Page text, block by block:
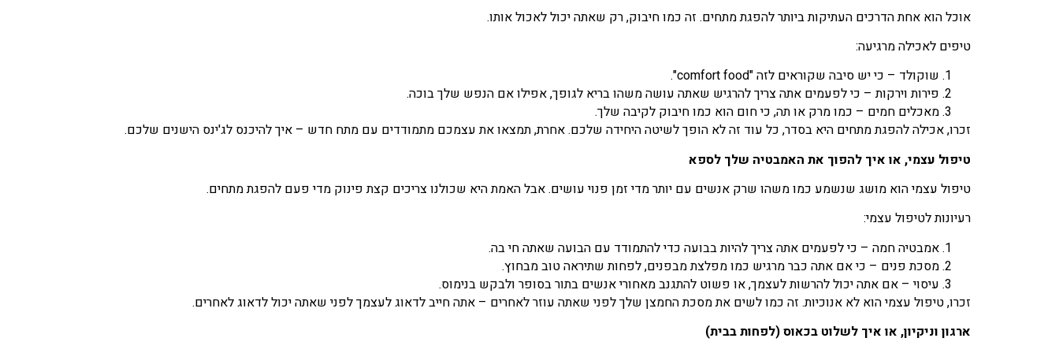
אוכל הוא אחת הדרכים העתיקות ביותר להפגת מתחים. זה כמו חיבוק, רק שאתה יכול לאכול אותו.
טיפים לאכילה מרגיעה:
שוקולד – כי יש סיבה שקוראים לזה "comfort food".
פירות וירקות – כי לפעמים אתה צריך להרגיש שאתה עושה משהו בריא לגופך, אפילו אם הנפש שלך בוכה.
מאכלים חמים – כמו מרק או תה, כי חום הוא כמו חיבוק לקיבה שלך.
זכרו, אכילה להפגת מתחים היא בסדר, כל עוד זה לא הופך לשיטה היחידה שלכם. אחרת, תמצאו את עצמכם מתמודדים עם מתח חדש – איך להיכנס לג'ינס הישנים שלכם.
טיפול עצמי, או איך להפוך את האמבטיה שלך לספא
טיפול עצמי הוא מושג שנשמע כמו משהו שרק אנשים עם יותר מדי זמן פנוי עושים. אבל האמת היא שכולנו צריכים קצת פינוק מדי פעם להפגת מתחים.
רעיונות לטיפול עצמי:
אמבטיה חמה – כי לפעמים אתה צריך להיות בבועה כדי להתמודד עם הבועה שאתה חי בה.
מסכת פנים – כי אם אתה כבר מרגיש כמו מפלצת מבפנים, לפחות שתיראה טוב מבחוץ.
עיסוי – אם אתה יכול להרשות לעצמך, או פשוט להתגנב מאחורי אנשים בתור בסופר ולבקש בנימוס.
זכרו, טיפול עצמי הוא לא אנוכיות. זה כמו לשים את מסכת החמצן שלך לפני שאתה עוזר לאחרים – אתה חייב לדאוג לעצמך לפני שאתה יכול לדאוג לאחרים.
ארגון וניקיון, או איך לשלוט בכאוס (לפחות בבית)